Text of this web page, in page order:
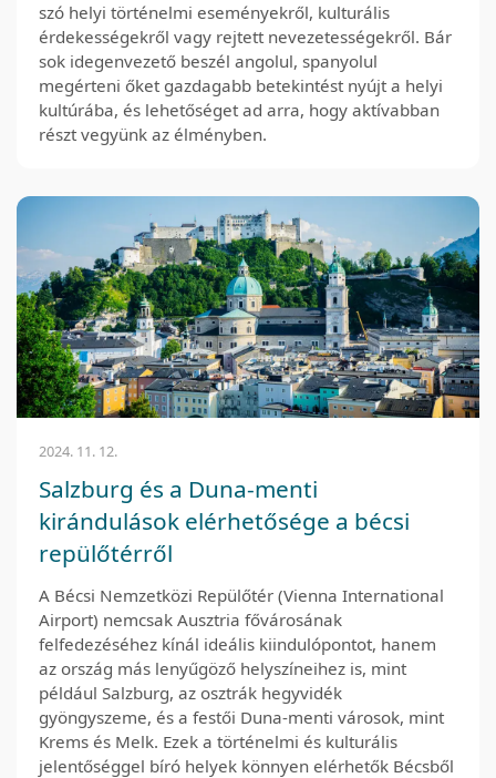
szó helyi történelmi eseményekről, kulturális
érdekességekről vagy rejtett nevezetességekről. Bár
sok idegenvezető beszél angolul, spanyolul
megérteni őket gazdagabb betekintést nyújt a helyi
kultúrába, és lehetőséget ad arra, hogy aktívabban
részt vegyünk az élményben.
2024. 11. 12.
Salzburg és a Duna-menti
kirándulások elérhetősége a bécsi
repülőtérről
A Bécsi Nemzetközi Repülőtér (Vienna International
Airport) nemcsak Ausztria fővárosának
felfedezéséhez kínál ideális kiindulópontot, hanem
az ország más lenyűgöző helyszíneihez is, mint
például Salzburg, az osztrák hegyvidék
gyöngyszeme, és a festői Duna-menti városok, mint
Krems és Melk. Ezek a történelmi és kulturális
jelentőséggel bíró helyek könnyen elérhetők Bécsből